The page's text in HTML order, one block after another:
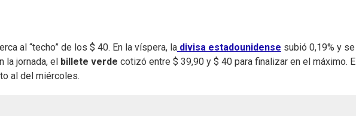
al “techo” de los $ 40. En la víspera, la divisa estadounidense subió 0,19% y se
la jornada, el
billete verde cotizó entre $ 39,90 y $ 40 para finalizar en el máximo. El
al del miércoles.